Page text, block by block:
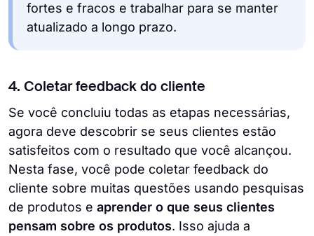
fortes e fracos e trabalhar para se manter
atualizado a longo prazo.
4. ⁠Coletar feedback do cliente
Se você concluiu todas as etapas necessárias,
agora deve descobrir se seus clientes estão
satisfeitos com o resultado que você alcançou.
Nesta fase, você pode coletar feedback do
cliente sobre muitas questões usando pesquisas
de produtos e aprender o que seus clientes
pensam sobre os produtos. Isso ajuda a